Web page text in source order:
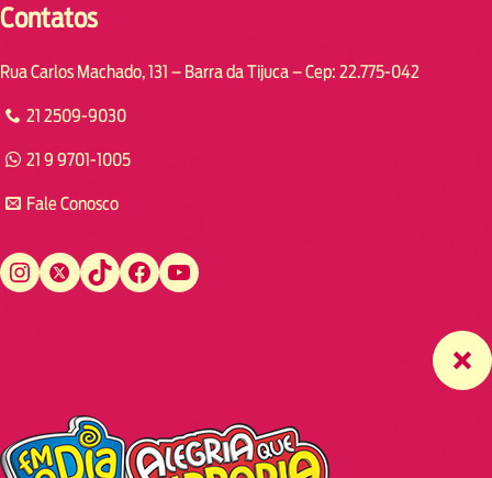
Contatos
Rua Carlos Machado, 131 – Barra da Tijuca – Cep: 22.775-042
21 2509-9030
21 9 9701-1005
Fale Conosco
Instagram Twitter TikTok Facebook YouTube